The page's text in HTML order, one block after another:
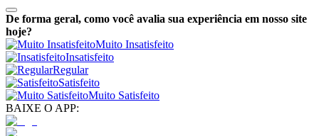
De forma geral, como você avalia sua experiência em nosso site
hoje?
Muito Insatisfeito
Insatisfeito
Regular
Satisfeito
Muito Satisfeito
BAIXE O APP: